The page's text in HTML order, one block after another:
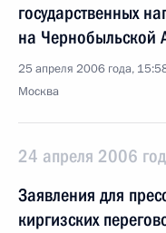
государственных
на Чернобыльской
25 апреля 2006 года,
Москва
24 апреля 2006
Заявления для
киргизских